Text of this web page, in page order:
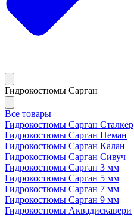
Гидрокостюмы Сарган
Все товары
Гидрокостюмы Сарган Сталкер
Гидрокостюмы Сарган Неман
Гидрокостюмы Сарган Калан
Гидрокостюмы Сарган Сивуч
Гидрокостюмы Сарган 3 мм
Гидрокостюмы Сарган 5 мм
Гидрокостюмы Сарган 7 мм
Гидрокостюмы Сарган 9 мм
Гидрокостюмы Аквадискавери